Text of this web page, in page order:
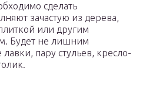
сделать
зачастую из дерева,
или другим
Будет не лишним
пару стульев, кресло-